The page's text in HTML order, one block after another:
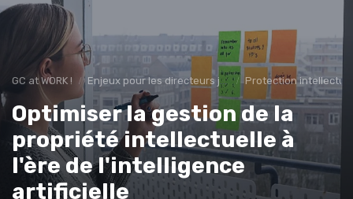
GC at WORK ! Enjeux pour les directeurs juridiques Protection
Optimiser la gestion de la
propriété intellectuelle à
l'ère de l'intelligence
artificielle